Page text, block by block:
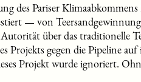
des Pariser
— von
Autorität über das
Projekts gegen die Pipeline
Projekt wurde ignoriert.